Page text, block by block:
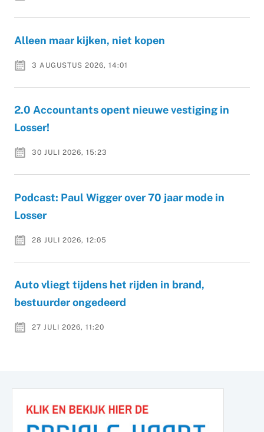
Alleen maar kijken, niet kopen
3 AUGUSTUS 2026, 14:01
2.0 Accountants opent nieuwe vestiging in
Losser!
30 JULI 2026, 15:23
Podcast: Paul Wigger over 70 jaar mode in
Losser
28 JULI 2026, 12:05
Auto vliegt tijdens het rijden in brand,
bestuurder ongedeerd
27 JULI 2026, 11:20